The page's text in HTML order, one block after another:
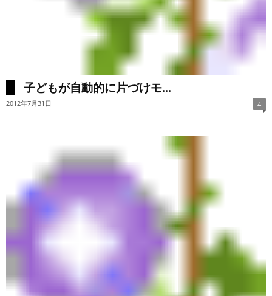
子どもが自動的に片づけモ...
2012年7月31日 4